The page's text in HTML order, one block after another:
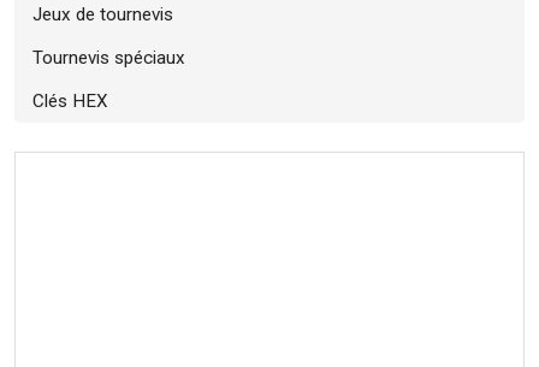
Jeux de tournevis
Tournevis spéciaux
Clés HEX